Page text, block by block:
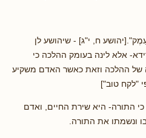
ח, י"ג] - שיהושע לן
אלא לינה בעומק ההלכה כי
של ההלכה וזאת כאשר האדם משקיע
"לקח טוב"]
התורה- היא שירת החיים, ואדם
ונשמתו את התורה.